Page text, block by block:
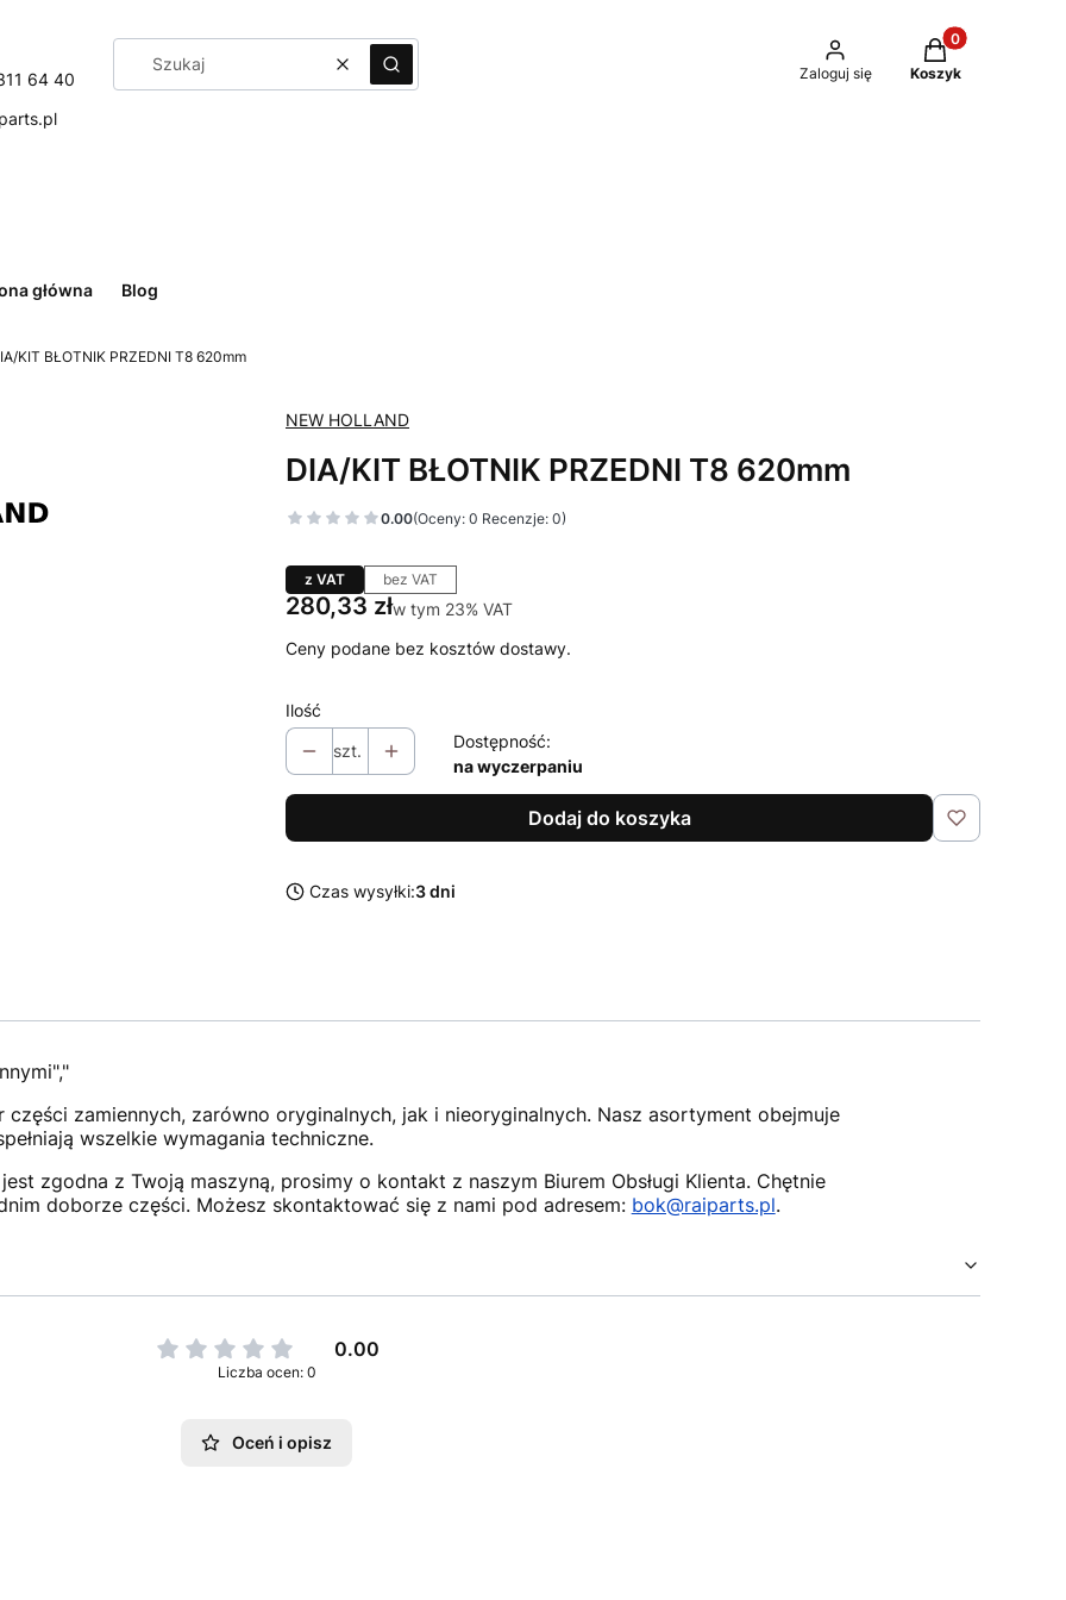
64 40
WyczyśćSzukaj Zaloguj się
Produkty w
Koszyk
główna Blog
KIT BŁOTNIK PRZEDNI T8 620mm
NEW HOLLAND
DIA/KIT BŁOTNIK PRZEDNI T8 620mm
0.00(Oceny: 0 Recenzje: 0)
z VAT bez VAT
Cena
280,33 złw tym 23% VAT
w tym 23% VAT
Ceny podane bez kosztów dostawy.
Ilość
szt.
Dostępność:
na wyczerpaniu
Dodaj do koszyka
Czas wysyłki:3 dni
zamiennych, zarówno oryginalnych, jak i nieoryginalnych. Nasz asortyment obejmuje
wszelkie wymagania techniczne.
zgodna z Twoją maszyną, prosimy o kontakt z naszym Biurem Obsługi Klienta. Chętnie
doborze części. Możesz skontaktować się z nami pod adresem: bok@raiparts.pl.
0.00
Liczba ocen: 0
Oceń i opisz